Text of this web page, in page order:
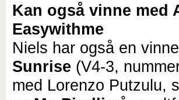
Kan også vinne med
Easywithme
Niels har også en
Sunrise (V4-3,
med Lorenzo Putzulu,